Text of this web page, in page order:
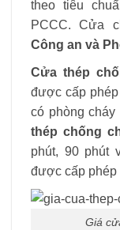
theo tiêu
PCCC. Cửa
Công an và
Cửa thép
được cấp phép
có phòng
thép chống
phút, 90 phút
được cấp phép
Giá